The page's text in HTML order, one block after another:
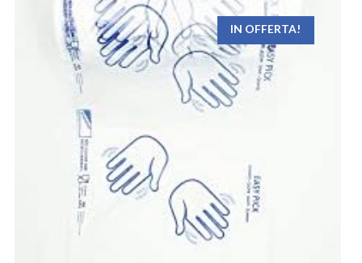
IN OFFERTA!